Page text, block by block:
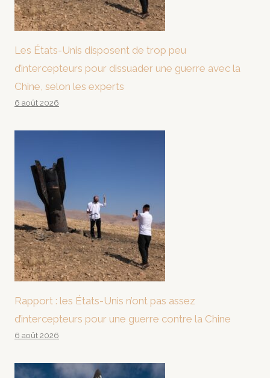
Les États-Unis disposent de trop peu
d’intercepteurs pour dissuader une guerre avec la
Chine, selon les experts
6 août 2026
Rapport : les États-Unis n’ont pas assez
d’intercepteurs pour une guerre contre la Chine
6 août 2026